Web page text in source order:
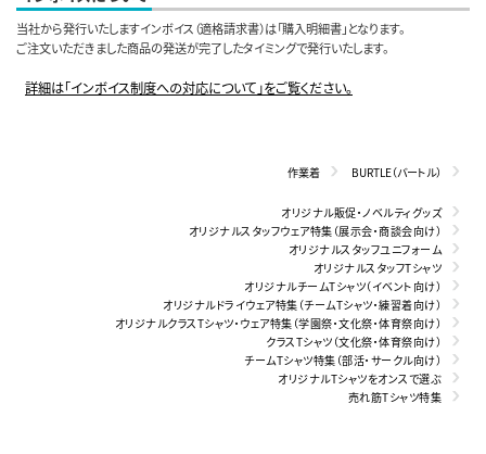
当社から発行いたしますインボイス（適格請求書）は「購入明細書」となります。
ご注文いただきました商品の発送が完了したタイミングで発行いたします。
詳細は「インボイス制度への対応について」をご覧ください。
作業着 BURTLE（バートル）
オリジナル販促・ノベルティグッズ
オリジナルスタッフウェア特集（展示会・商談会向け）
オリジナルスタッフユニフォーム
オリジナルスタッフTシャツ
オリジナルチームTシャツ（イベント向け）
オリジナルドライウェア特集（チームTシャツ・練習着向け）
オリジナルクラスTシャツ・ウェア特集（学園祭・文化祭・体育祭向け）
クラスTシャツ（文化祭・体育祭向け）
チームTシャツ特集（部活・サークル向け）
オリジナルTシャツをオンスで選ぶ
売れ筋Tシャツ特集